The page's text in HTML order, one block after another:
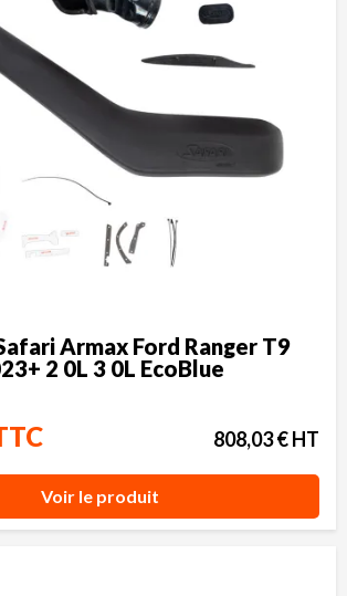
Armax Ford Ranger T9
2 0L 3 0L EcoBlue
808,03 € HT
Voir le produit